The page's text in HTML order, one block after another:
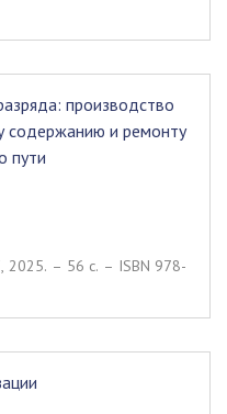
производство
содержанию и ремонту
пути
– 56 c. – ISBN 978-